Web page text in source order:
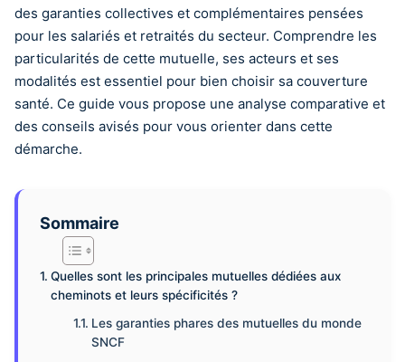
des garanties collectives et complémentaires pensées
pour les salariés et retraités du secteur. Comprendre les
particularités de cette mutuelle, ses acteurs et ses
modalités est essentiel pour bien choisir sa couverture
santé. Ce guide vous propose une analyse comparative et
des conseils avisés pour vous orienter dans cette
démarche.
Sommaire
Quelles sont les principales mutuelles dédiées aux
cheminots et leurs spécificités ?
Les garanties phares des mutuelles du monde
SNCF